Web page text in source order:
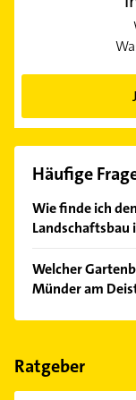
Häufige
Wie finde ich
Landschaftsbau
Empfehlungen.
einfach nach
Welcher
Münder am
Im Anbieter-
Feiertagen
Ratgeber